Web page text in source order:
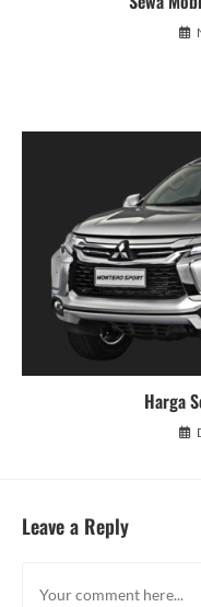
Harga
Leave a Reply